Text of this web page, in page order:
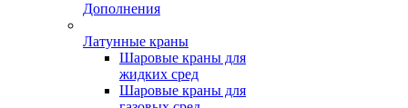
Дополнения
Латунные краны
Шаровые краны для
жидких сред
Шаровые краны для